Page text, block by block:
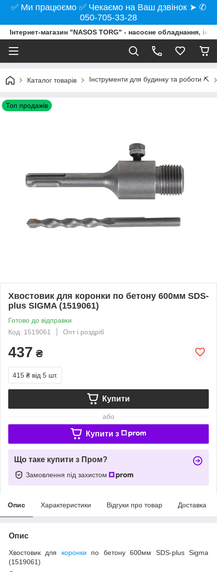
✅ Ми працюємо ✅ Чекаємо на Ваш дзвінок ➤ ✆
050-705-33-28
Інтернет-магазин "NASOS TORG" - насосне обладнання,
Каталог товарів Інструменти для будинку та роботи ⛏️
Топ продажів
Хвостовик для коронки по бетону 600мм SDS-
plus SIGMA (1519061)
Готово до відправки
Код: 1519061
Опт і роздріб
437 ₴
415 ₴ від 5 шт.
Купити
або
Купити з
Що таке купити з Пром?
Замовлення під захистом
Опис Характеристики Відгуки про товар Доставка
Опис
Хвостовик для коронки по бетону 600мм SDS-plus Sigma
(1519061)